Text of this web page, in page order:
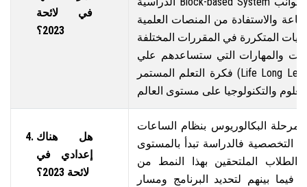
في لائحة
2023؟
والاستفادة من المنصات العلمية
المتكررة في المقررات المختلفة
والمهارات التي ستساعدهم علي
فكرة التعلم المستمر (Life Long Learning) وهو ما يتوافق مع
هل هناك
إعدادي في
لائحة 2023؟
مرحلة البكالوريوس بنظام الساعات
التخصصية فالدراسة تبدأ بالمستوى
الملتحقين بهذا النمط من
فيما بينهم لتحديد البرنامج ومسار